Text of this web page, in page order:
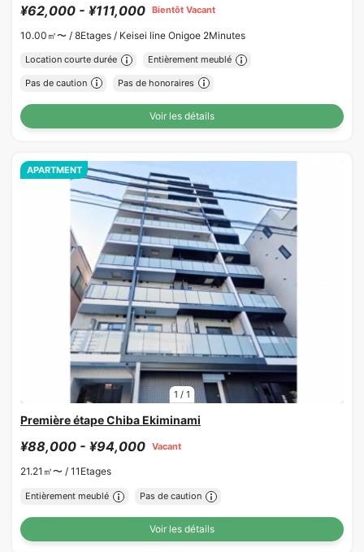
¥62,000 - ¥111,000 Bientôt Vacant
10.00㎡〜 / 8Etages / Keisei line Onigoe 2Minutes
Location courte durée Entièrement meublé
Pas de caution Pas de honoraires
Voir les détails
1 / 1
APARTMENT
Première étape Chiba Ekiminami
¥88,000 - ¥94,000 Vacant
21.21㎡〜 / 11Etages
Entièrement meublé Pas de caution
Voir les détails